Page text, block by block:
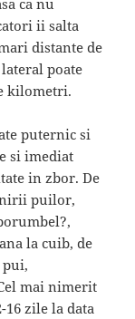
ca nu
ii salta
distante de
poate
kilometri.
puternic si
si imediat
in zbor. De
puilor,
la cuib, de
pui,
mai nimerit
16 zile la data